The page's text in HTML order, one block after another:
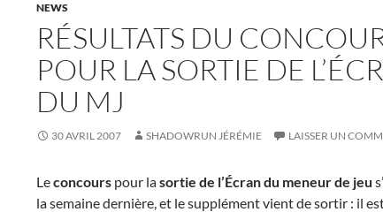
NEWS
RÉSULTATS DU
POUR LA SORTIE DE
DU MJ
30 AVRIL 2007 SHADOWRUN JÉRÉMIE LAISSER UN
Leconcours pour lasortie de l’Écran du meneur de jeu
la semaine dernière, et le supplément vient de sortir : il